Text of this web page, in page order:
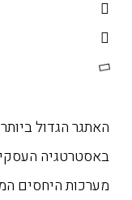
האתגר הגדול
באסטרטגיה
מערכות היחסים